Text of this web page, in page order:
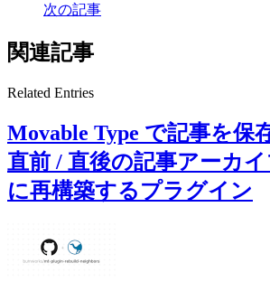
次の記事
関連記事
Related Entries
Movable Type で記事を保
直前 / 直後の記事アーカ
に再構築するプラグイン